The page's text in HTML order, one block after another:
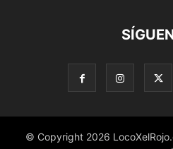
© Copyright 2026